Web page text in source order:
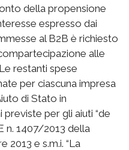
della propensione
espresso dai
al B2B è richiesto
alle
restanti spese
per ciascuna impresa
di Stato in
per gli aiuti “de
n. 1407/2013 della
2013 e s.m.i. “La